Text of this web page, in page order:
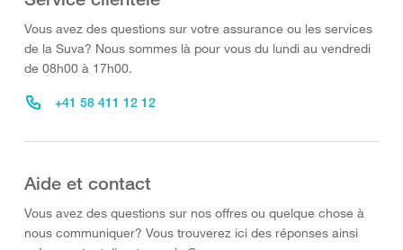
Vous avez des questions sur votre assurance ou les services
de la Suva? Nous sommes là pour vous du lundi au vendredi
de 08h00 à 17h00.
+41 58 411 12 12
Aide et contact
Vous avez des questions sur nos offres ou quelque chose à
nous communiquer? Vous trouverez ici des réponses ainsi